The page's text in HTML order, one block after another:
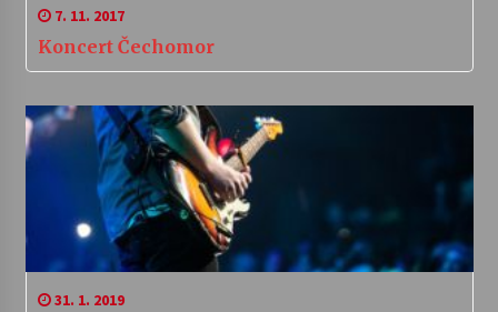
7. 11. 2017
Koncert Čechomor
31. 1. 2019